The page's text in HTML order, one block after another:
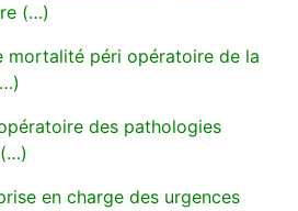
(…)
mortalité péri opératoire de la
des pathologies
en charge des urgences